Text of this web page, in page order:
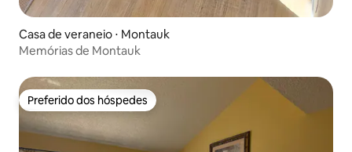
Casa de veraneio ⋅ Montauk
Memórias de Montauk
Preferido dos hóspedes
Preferido dos hóspedes